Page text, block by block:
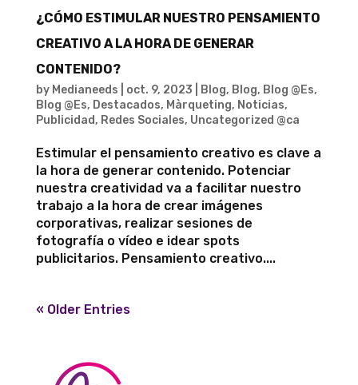
¿CÓMO ESTIMULAR NUESTRO PENSAMIENTO
CREATIVO A LA HORA DE GENERAR
CONTENIDO?
by Medianeeds oct. 9, 2023 Blog, Blog, Blog @Es,
Blog @Es, Destacados, Màrqueting, Noticias,
Publicidad, Redes Sociales, Uncategorized @ca
Estimular el pensamiento creativo es clave a
la hora de generar contenido. Potenciar
nuestra creatividad va a facilitar nuestro
trabajo a la hora de crear imágenes
corporativas, realizar sesiones de
fotografía o vídeo e idear spots
publicitarios. Pensamiento creativo....
« Older Entries